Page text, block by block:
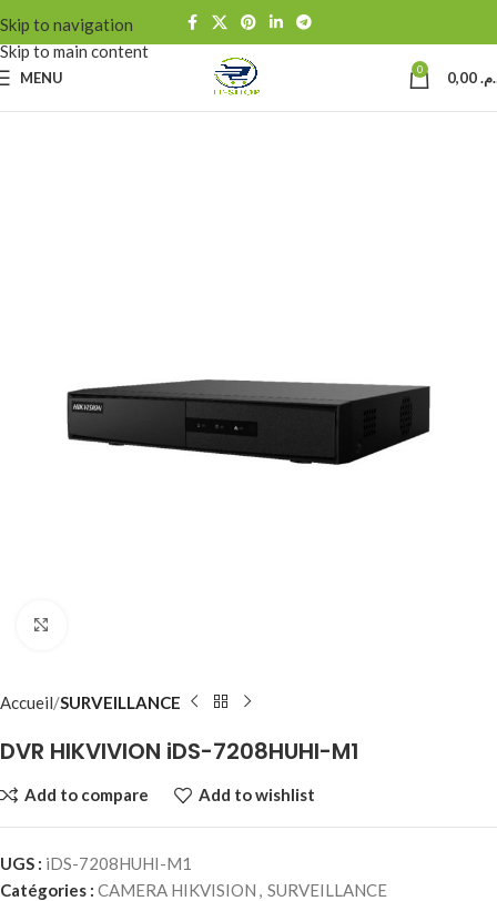
Skip to navigation
Skip to main content
MENU 0
Accueil SURVEILLANCE
DVR HIKVIVION iDS-7208HUHI-M1
Add to compare Add to wishlist
UGS : iDS-7208HUHI-M1
Catégories : CAMERA HIKVISION , SURVEILLANCE